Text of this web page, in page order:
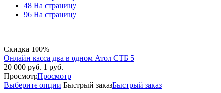
48 На страницу
96 На страницу
Скидка 100%
Онлайн касса два в одном Атол СТБ 5
20 000 руб. 1 руб.
ПросмотрПросмотр
Выберите опции Быстрый заказБыстрый заказ